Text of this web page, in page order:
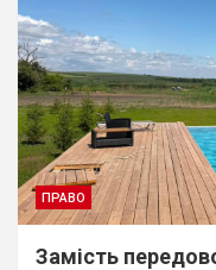
ПРАВО
Замість